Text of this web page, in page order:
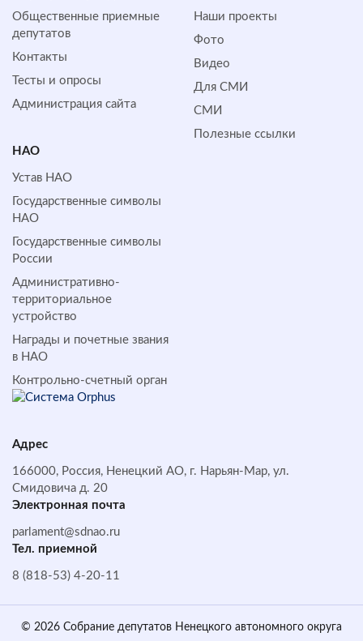
Общественные приемные
депутатов
Контакты
Тесты и опросы
Администрация сайта
Наши проекты
Фото
Видео
Для СМИ
СМИ
Полезные ссылки
НАО
Устав НАО
Государственные символы
НАО
Государственные символы
России
Административно-
территориальное
устройство
Награды и почетные звания
в НАО
Контрольно-счетный орган
Адрес
166000, Россия, Ненецкий АО, г. Нарьян-Мар, ул.
Смидовича д. 20
Электронная почта
parlament@sdnao.ru
Тел. приемной
8 (818-53) 4-20-11
© 2026 Собрание депутатов Ненецкого автономного округа